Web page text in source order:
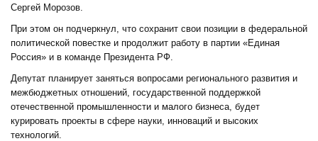
Сергей Морозов.
При этом он подчеркнул, что сохранит свои позиции в федеральной
политической повестке и продолжит работу в партии «Единая
Россия» и в команде Президента РФ.
Депутат планирует заняться вопросами регионального развития и
межбюджетных отношений, государственной поддержкой
отечественной промышленности и малого бизнеса, будет
курировать проекты в сфере науки, инноваций и высоких
технологий.